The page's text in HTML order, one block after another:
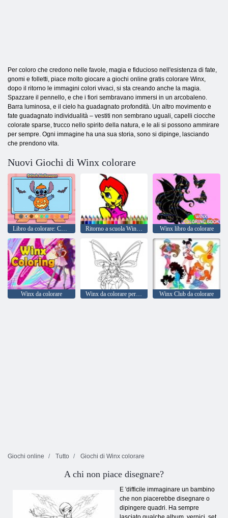
Per coloro che credono nelle favole, magia e fiducioso nell'esistenza di fate,
gnomi e folletti, piace molto giocare a giochi online gratis colorare Winx,
dopo il ritorno le immagini colori vivaci, si sta creando anche la magia.
Spazzare il pennello, e che i fiori sembravano immersi in un arcobaleno.
Barra luminosa, e il cielo ha guadagnato profondità. Un altro movimento e
fate guadagnato individualità – vestiti non sembrano uguali, capelli ciocche
colorate sparse, trucco nello spirito della natura, e le ali si possono ammirare
per sempre. Ogni immagine ha una sua storia, sono si dipinge, lasciando
che prendono vita.
Nuovi Giochi di Winx colorare
Libro da colorare: Cuci Halloween Ritorno a scuola Winks libro da colorare Winx libro da colorare
Winx da colorare Winx da colorare per bambini Winx Club da colorare
Giochi online Tutto Giochi di Winx colorare
A chi non piace disegnare?
E 'difficile immaginare un bambino
che non piacerebbe disegnare o
dipingere quadri. Ha sempre